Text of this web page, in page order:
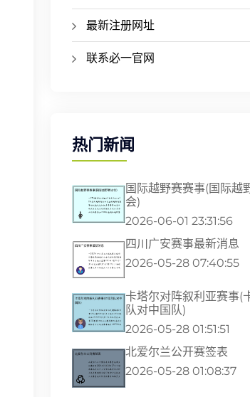
最新注册网址
联系必一官网
热门新闻
国际越野赛赛事(国际越
会)
2026-06-01 23:31:56
四川广安赛事最新消息
2026-05-28 07:40:55
卡塔尔对阵叙利亚赛事(
队对中国队)
2026-05-28 01:51:51
北爱尔兰公开赛签表
2026-05-28 01:08:37